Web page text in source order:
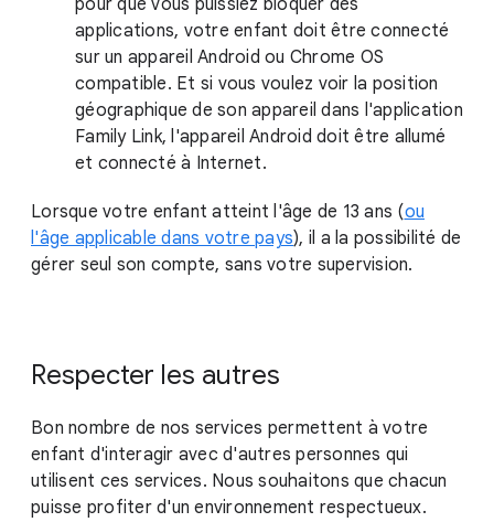
pour que vous puissiez bloquer des
applications, votre enfant doit être connecté
sur un appareil Android ou Chrome OS
compatible. Et si vous voulez voir la position
géographique de son appareil dans l'application
Family Link, l'appareil Android doit être allumé
et connecté à Internet.
Lorsque votre enfant atteint l'âge de 13 ans (ou
l'âge applicable dans votre pays), il a la possibilité de
gérer seul son compte, sans votre supervision.
Respecter les autres
Bon nombre de nos services permettent à votre
enfant d'interagir avec d'autres personnes qui
utilisent ces services. Nous souhaitons que chacun
puisse profiter d'un environnement respectueux.